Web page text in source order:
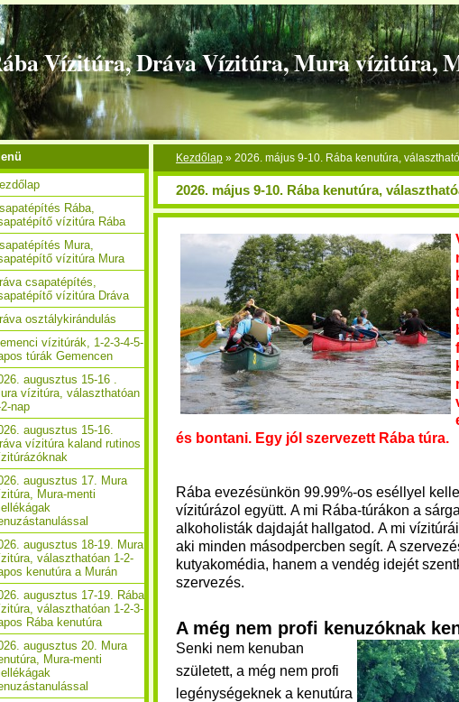
Vízitúra, Dráva Vízitúra, Mura vízitúra,
Kezdőlap » 2026. május 9-10. Rába kenutúra,
2026. május 9-10. Rába kenutúra,
és bontani. Egy jól szervezett Rába túra.
Rába evezésünkön 99.99%-os eséllyel
vízitúrázol együtt. A mi Rába-túrákon a
alkoholisták dajdaját hallgatod. A mi
aki minden másodpercben segít. A
kutyakomédia, hanem a vendég idejét
szervezés.
A még nem profi kenuzóknak
Senki nem kenuban
született, a még nem profi
legénységeknek a kenutúra
Rába,
vízitúra Rába
Mura,
vízitúra Mura
csapatépítés,
vízitúra Dráva
osztálykirándulás
vízitúrák, 1-2-3-4-5-
túrák Gemencen
augusztus 15-16 .
vízitúra, választhatóan
nap
augusztus 15-16.
vízitúra kaland rutinos
augusztus 17. Mura
Mura-menti
augusztus 18-19. Mura
választhatóan 1-2-
kenutúra a Murán
augusztus 17-19. Rába
választhatóan 1-2-3-
Rába kenutúra
augusztus 20. Mura
Mura-menti